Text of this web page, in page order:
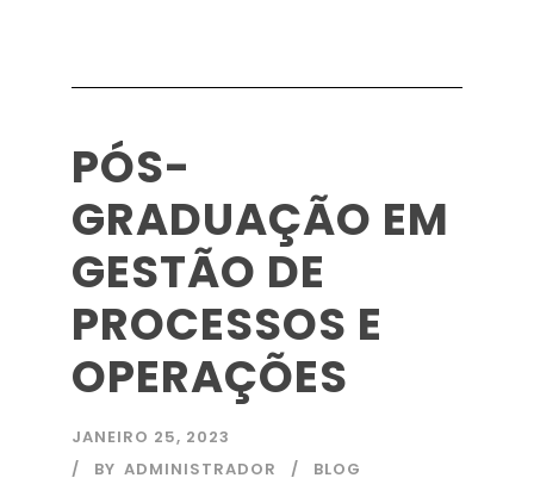
PÓS-
GRADUAÇÃO EM
GESTÃO DE
PROCESSOS E
OPERAÇÕES
JANEIRO 25, 2023
BY ADMINISTRADOR BLOG